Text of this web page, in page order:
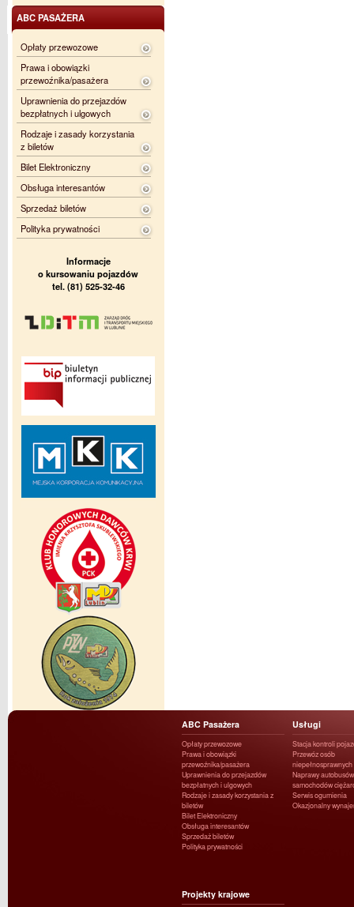
ABC PASAŻERA
Opłaty przewozowe
Prawa i obowiązki
przewoźnika/pasażera
Uprawnienia do przejazdów
bezpłatnych i ulgowych
Rodzaje i zasady korzystania
z biletów
Bilet Elektroniczny
Obsługa interesantów
Sprzedaż biletów
Polityka prywatności
Informacje
o kursowaniu pojazdów
tel. (81) 525-32-46
ABC Pasażera
Opłaty przewozowe
Prawa i obowiązki
przewoźnika/pasażera
Uprawnienia do przejazdów
bezpłatnych i ulgowych
Rodzaje i zasady korzystania z
biletów
Bilet Elektroniczny
Obsługa interesantów
Sprzedaż biletów
Polityka prywatności
Usługi
Stacja kontroli
Przewóz osób
niepełnosprawnych
Naprawy
samochodów
Serwis ogumienia
Okazjonalny
Projekty krajowe